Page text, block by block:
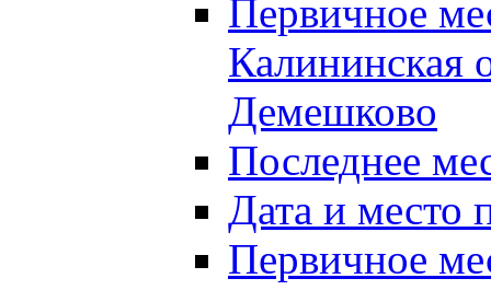
Первичное
Калининская
Демешково
Последнее
Дата и место
Первичное